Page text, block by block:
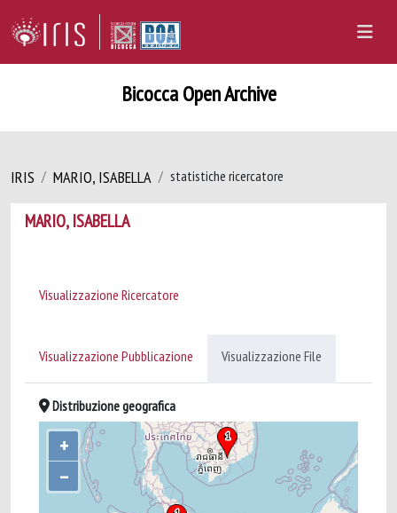
Bicocca Open Archive
IRIS MARIO, ISABELLA statistiche ricercatore
MARIO, ISABELLA
Visualizzazione Ricercatore
Visualizzazione Pubblicazione Visualizzazione File
Distribuzione geografica
+
–